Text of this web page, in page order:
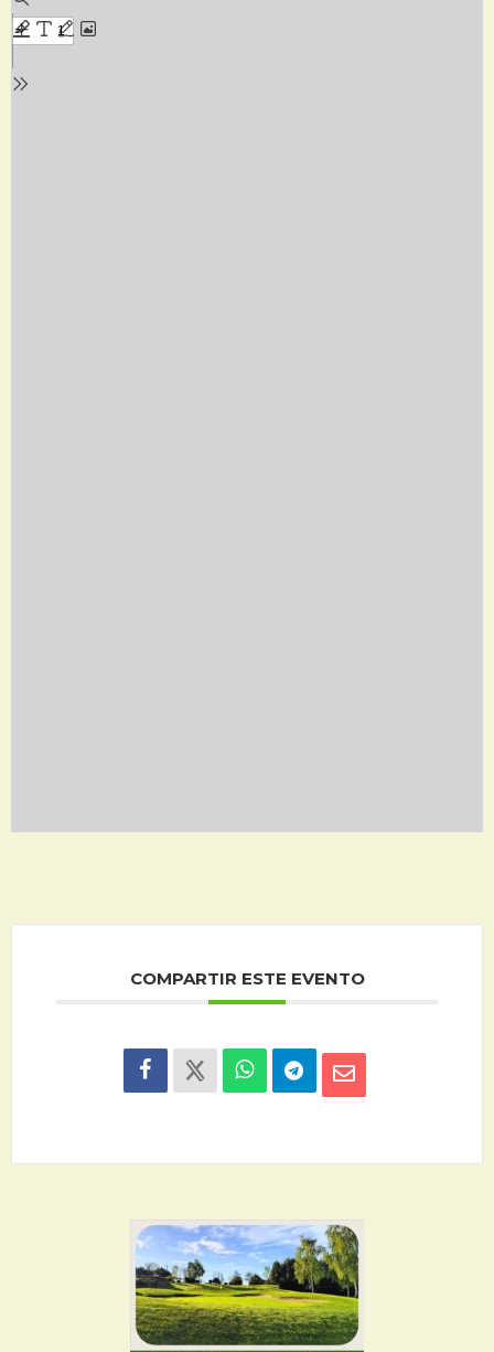
COMPARTIR ESTE EVENTO